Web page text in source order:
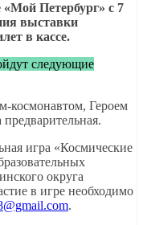
«Мой Петербург» с 7
выставки
в кассе.
следующие
космонавтом, Героем
игра «Космические
округа
в игре необходимо
.